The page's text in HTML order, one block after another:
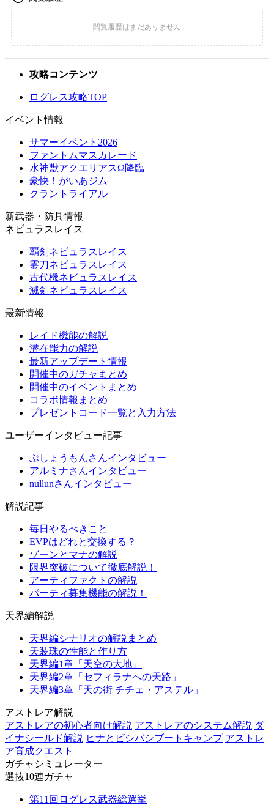
攻略コンテンツ
ログレス攻略TOP
イベント情報
サマーイベント2026
ファントムマスカレード
水神獣アクエリアスΩ降臨
豪快！がいあジム
クラントライアル
新武器・防具情報
ネビュラスレイス
覇剣ネビュラスレイス
霊刀ネビュラスレイス
古代機ネビュラスレイス
滅剣ネビュラスレイス
最新情報
レイド機能の解説
潜在能力の解説
最新アップデート情報
開催中のガチャまとめ
開催中のイベントまとめ
コラボ情報まとめ
プレゼントコード一覧と入力方法
ユーザーインタビュー記事
ぶしょうもんさんインタビュー
アルミナさんインタビュー
nullunさんインタビュー
解説記事
毎日やるべきこと
EVPはどれと交換する？
ゾーンとマナの解説
限界突破について徹底解説！
アーティファクトの解説
パーティ募集機能の解説！
天界編解説
天界編シナリオの解説まとめ
天装珠の性能と作り方
天界編1章「天空の大地」
天界編2章「セフィラナへの天路」
天界編3章「天の街 チチェ・アステル」
アストレア解説
アストレアの初心者向け解説 アストレアのシステム解説 ダ
イナシールド解説 ヒナとビシバシブートキャンプ アストレ
ア育成クエスト
ガチャシミュレーター
選抜10連ガチャ
第11回ログレス武器総選挙